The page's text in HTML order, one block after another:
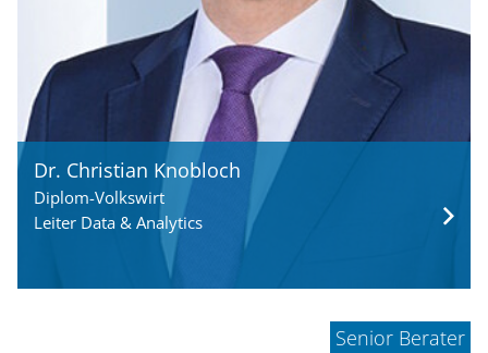
Dr. Christian Knobloch
Diplom-Volkswirt
Leiter Data & Analytics
Senior Berater